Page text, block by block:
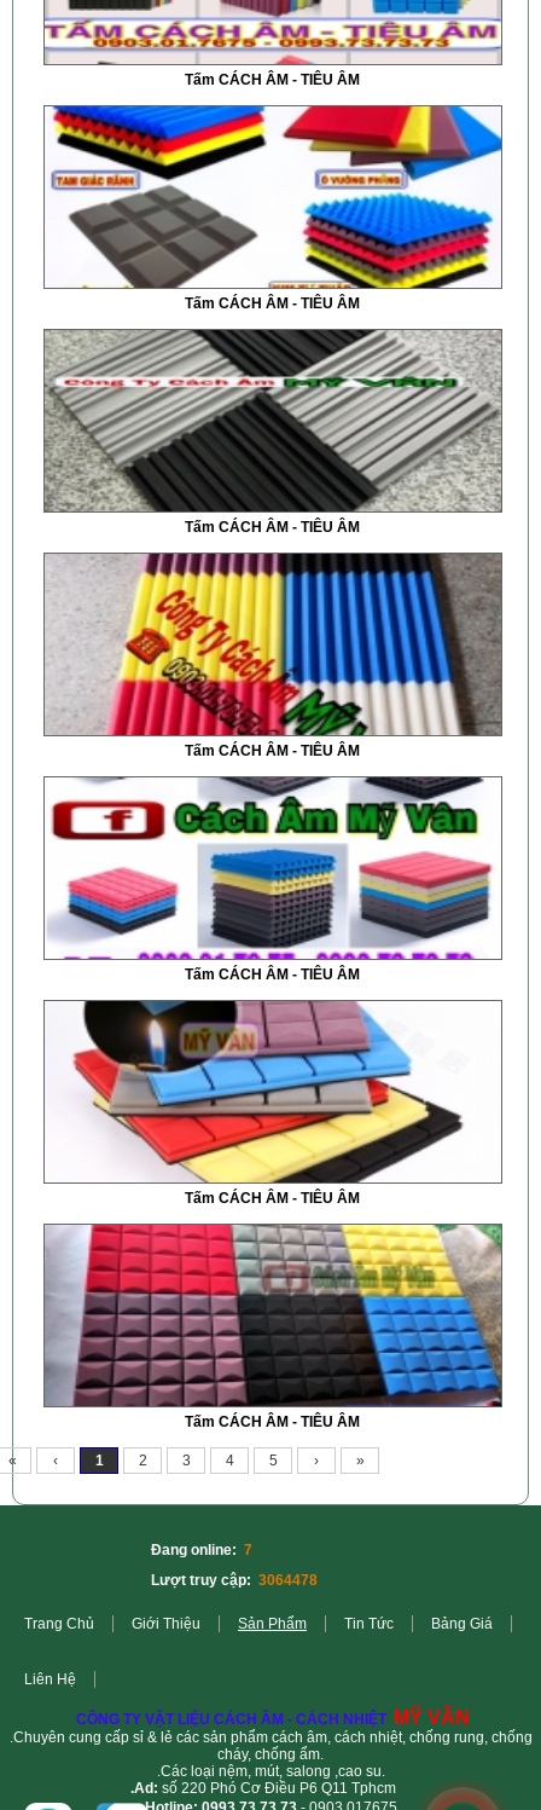
Tấm CÁCH ÂM - TIÊU ÂM
Tấm CÁCH ÂM - TIÊU ÂM
Tấm CÁCH ÂM - TIÊU ÂM
Tấm CÁCH ÂM - TIÊU ÂM
Tấm CÁCH ÂM - TIÊU ÂM
Tấm CÁCH ÂM - TIÊU ÂM
Tấm CÁCH ÂM - TIÊU ÂM
« ‹ 1 2 3 4 5 › »
Đang online: 7
Lượt truy cập: 3064478
Trang Chủ Giới Thiệu Sản Phẩm Tin Tức Bảng Giá
Liên Hệ
CÔNG TY VẬT LIỆU CÁCH ÂM - CÁCH NHIỆT MỸ VÂN
.Chuyên cung cấp sỉ & lẻ các sản phẩm cách âm, cách nhiệt, chống rung, chống
cháy, chống ẩm.
.Các loại nệm, mút, salong ,cao su.
.Ad: số 220 Phó Cơ Điều P6 Q11 Tphcm